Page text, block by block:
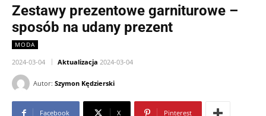
Zestawy prezentowe garniturowe –
sposób na udany prezent
MODA
2024-03-04 Aktualizacja 2024-03-04
Autor: Szymon Kędzierski
Facebook X Pinterest